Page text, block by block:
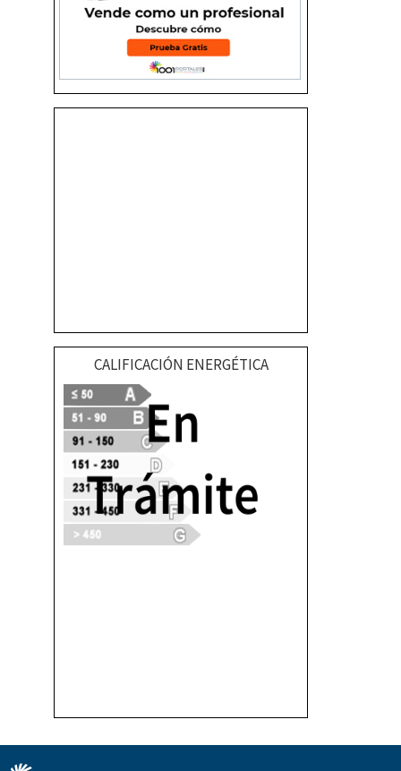
CALIFICACIÓN ENERGÉTICA